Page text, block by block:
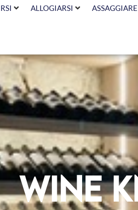
ALLOGIARSI ASSAGGIARE
Wine